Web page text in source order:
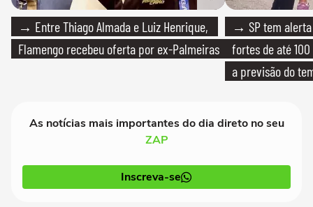
→ Entre Thiago Almada e Luiz Henrique,
Flamengo recebeu oferta por ex-Palmeiras
→ SP tem
fortes de até
a previsão do
As notícias mais importantes do dia direto no seu
ZAP
Inscreva-se